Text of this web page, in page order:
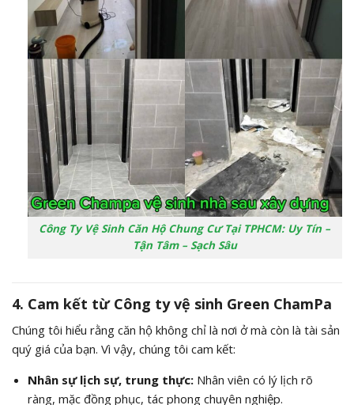
Công Ty Vệ Sinh Căn Hộ Chung Cư Tại TPHCM: Uy Tín –
Tận Tâm – Sạch Sâu
4. Cam kết từ Công ty vệ sinh Green ChamPa
Chúng tôi hiểu rằng căn hộ không chỉ là nơi ở mà còn là tài sản
quý giá của bạn. Vì vậy, chúng tôi cam kết:
Nhân sự lịch sự, trung thực:Nhân viên có lý lịch rõ
ràng, mặc đồng phục, tác phong chuyên nghiệp.